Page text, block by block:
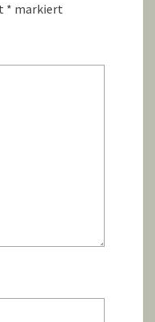
* markiert